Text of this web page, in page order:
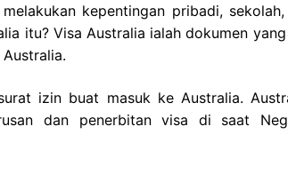
kepentingan pribadi,
itu? Visa Australia ialah dokumen
izin buat masuk ke Australia.
dan penerbitan visa di saat